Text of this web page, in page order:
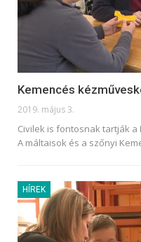
Kemencés
2019. május 3.
Civilek is fontosnak tartják
A máltaisok és a szőnyi
HÍREK